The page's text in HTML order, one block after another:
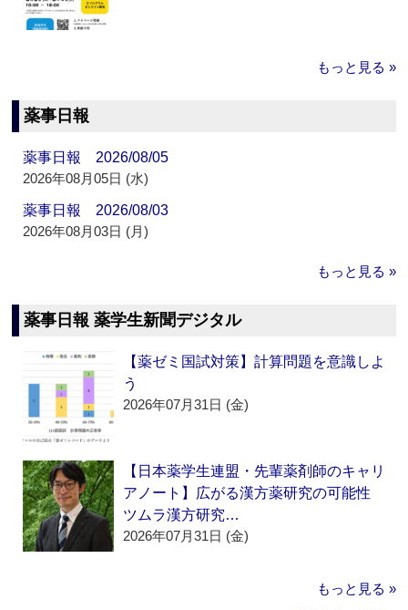
もっと見る »
薬事日報
薬事日報 2026/08/05
2026年08月05日 (水)
薬事日報 2026/08/03
2026年08月03日 (月)
もっと見る »
薬事日報 薬学生新聞デジタル
【薬ゼミ国試対策】計算問題を意識しよ
う
2026年07月31日 (金)
【日本薬学生連盟・先輩薬剤師のキャリ
アノート】広がる漢方薬研究の可能性
ツムラ漢方研究…
2026年07月31日 (金)
もっと見る »